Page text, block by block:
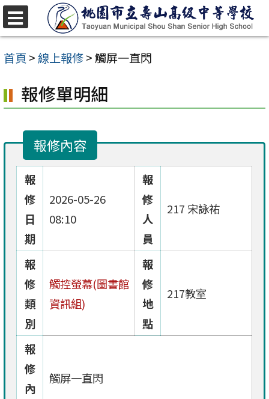
跳
至
主
內
容
首頁 >線上報修>觸屏一直閃
報修單明細
報修內容
報
修
日
期
2026-05-26
08:10
報
修
人
員
217 宋詠祐
報
修
類
別
觸控螢幕(圖書館
資訊組)
報
修
地
點
217教室
報
修
內
觸屏一直閃
選
單